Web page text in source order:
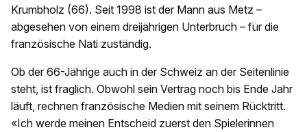
Krumbholz (66). Seit 1998 ist der Mann aus Metz –
abgesehen von einem dreijährigen Unterbruch – für die
französische Nati zuständig.
Ob der 66-Jährige auch in der Schweiz an der Seitenlinie
steht, ist fraglich. Obwohl sein Vertrag noch bis Ende Jahr
läuft, rechnen französische Medien mit seinem Rücktritt.
«Ich werde meinen Entscheid zuerst den Spielerinnen